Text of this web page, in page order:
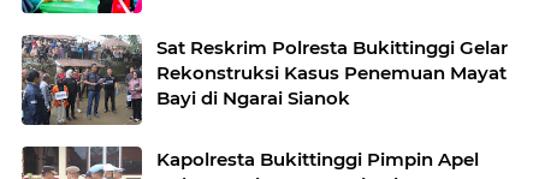
Sat Reskrim Polresta Bukittinggi Gelar
Rekonstruksi Kasus Penemuan Mayat
Bayi di Ngarai Sianok
Kapolresta Bukittinggi Pimpin Apel